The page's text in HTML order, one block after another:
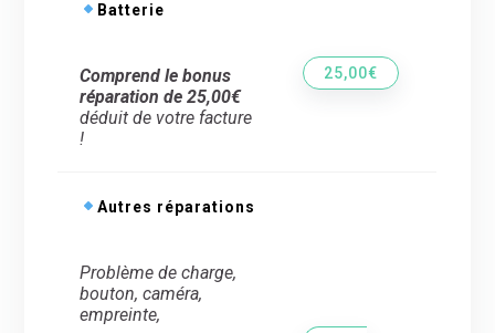
Batterie
Comprend le bonus
réparation de 25,00€
déduit de votre facture
!
25,00€
Autres réparations
Problème de charge,
bouton, caméra,
empreinte,